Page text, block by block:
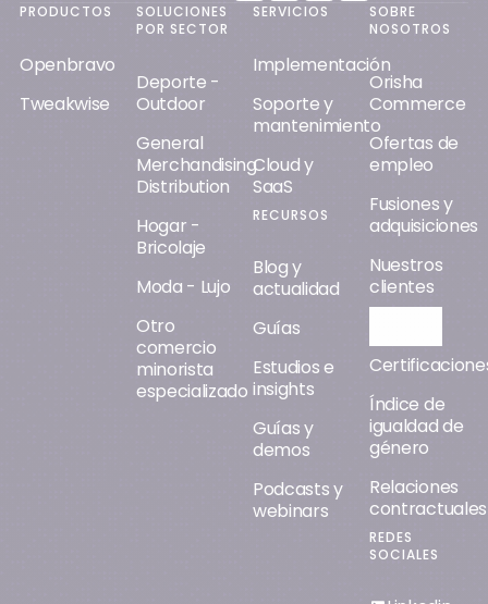
PRODUCTOS
Openbravo
Tweakwise
SOLUCIONES
POR SECTOR
Deporte -
Outdoor
General
Merchandising
Distribution
Hogar -
Bricolaje
Moda - Lujo
Otro
comercio
minorista
especializado
SERVICIOS
Implementación
Soporte y
mantenimiento
Cloud y
SaaS
RECURSOS
Blog y
actualidad
Guías
Estudios e
insights
Guías y
demos
Podcasts y
webinars
SOBRE
NOSOTROS
Orisha
Commerce
Ofertas de
empleo
Fusiones y
adquisiciones
Nuestros
clientes
Índice de
igualdad de
género
Relaciones
contractuales
REDES
SOCIALES